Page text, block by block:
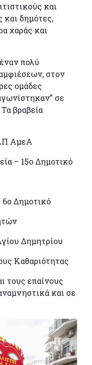
και
και δημότες,
χαράς και
πολύ
στον
ομάδες
σε
βραβεία
ΑμεΑ
– 15ο Δημοτικό
6ο Δημοτικό
Δημητρίου
Καθαριότητας
τους επαίνους
και σε